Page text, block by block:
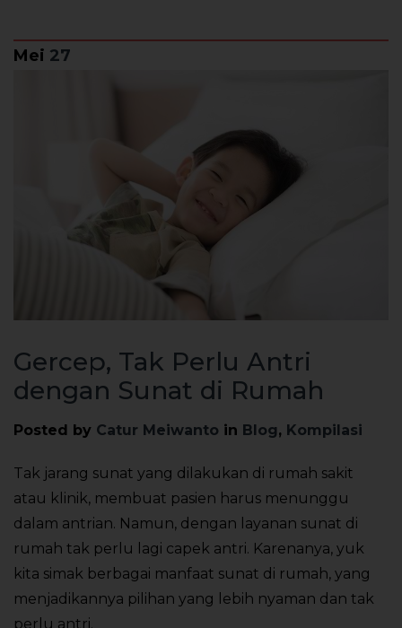
Mei 27
Gercep, Tak Perlu Antri
dengan Sunat di Rumah
Posted by Catur Meiwanto in Blog, Kompilasi
Tak jarang sunat yang dilakukan di rumah sakit
atau klinik, membuat pasien harus menunggu
dalam antrian. Namun, dengan layanan sunat di
rumah tak perlu lagi capek antri. Karenanya, yuk
kita simak berbagai manfaat sunat di rumah, yang
menjadikannya pilihan yang lebih nyaman dan tak
perlu antri.